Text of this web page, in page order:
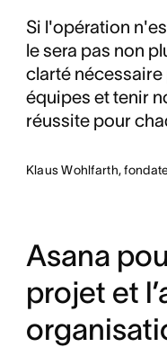
Si l'opération
le sera pas non
clarté
équipes et tenir
réussite pour
Klaus Wohlfarth,
Asana
projet et